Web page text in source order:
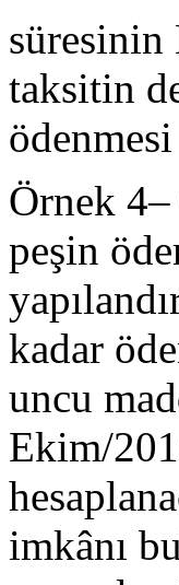
süresinin
taksitin
Örnek 4–
peşin
kadar
uncu
Ekim/
imkânı